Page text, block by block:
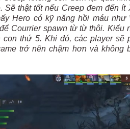
Sẽ thật tốt nếu Creep đem đến
Hero có kỹ năng hồi máu
Courrier spawn từ từ thôi.
con thứ 5. Khi đó, các player
trở nên chậm hơn và